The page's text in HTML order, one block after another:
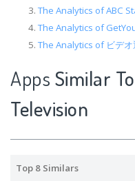
The Analytics of ABC
The Analytics of
The Analytics of ビデオ
Apps Similar
Television
Top 8 Similars